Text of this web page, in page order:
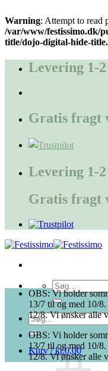
Warning: Attempt to read
/var/www/festissimo.dk/
title/dojo-digital-hide-
til
indholdLevering 1-
Gratis fragt
Levering 1-
Gratis fragt
Søg
efter:
Søg
efter:
Kurv /kr.0,00
OBS: Vi holder
13/7 til og med 10/
12/8. Vi ønsker alle
OBS: Vi holder
13/7 til og med 10/8.
12/8. Vi ønsker alle